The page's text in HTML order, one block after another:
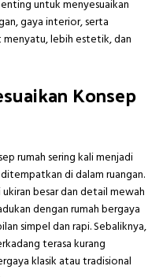
untuk menyesuaikan
gaya interior, serta
lebih estetik, dan
Konsep
rumah sering kali menjadi
di dalam ruangan.
besar dan detail mewah
dengan rumah bergaya
simpel dan rapi. Sebaliknya,
terasa kurang
klasik atau tradisional